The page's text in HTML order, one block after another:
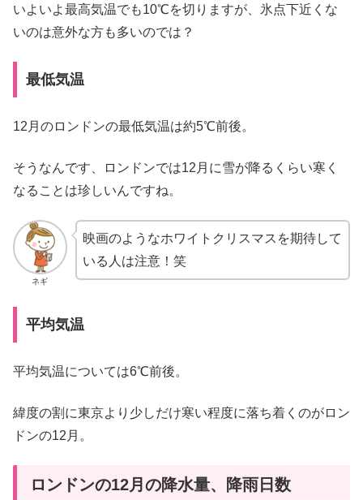
いよいよ最高気温でも10℃を切りますが、氷点下近くな
いのは意外な方も多いのでは？
最低気温
12月のロンドンの最低気温は約5℃前後。
そうなんです、ロンドンでは12月に雪が降るくらい寒く
なることは珍しいんですね。
ネギ
映画のようなホワイトクリスマスを期待して
いる人は注意！笑
平均気温
平均気温については6℃前後。
緯度の割に東京より少しだけ寒い程度に落ち着くのがロン
ドンの12月。
ロンドンの12月の降水量、降雨日数